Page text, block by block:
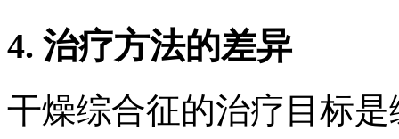
4. 治疗方法的差异
干燥综合征的治疗目标